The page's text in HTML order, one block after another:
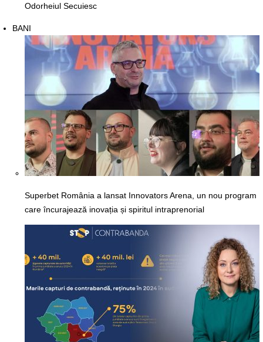
Odorheiul Secuiesc
BANI
Superbet România a lansat Innovators Arena, un nou program
care încurajează inovația și spiritul intraprenorial